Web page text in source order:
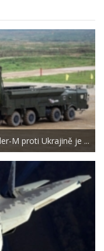
M proti Ukrajině je ...